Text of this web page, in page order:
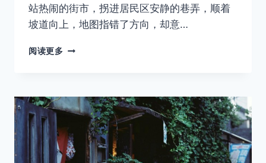
站热闹的街市，拐进居民区安静的巷弄，顺着
坡道向上，地图指错了方向，却意…
阅读更多 无
的
某
——
何
日